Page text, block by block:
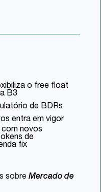
o free float
B3
de BDRs
entra em vigor
com novos
de
fix
sobre Mercado de